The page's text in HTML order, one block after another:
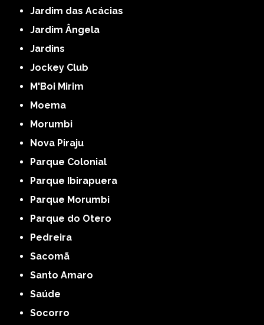
Jardim das Acácias
Jardim Ângela
Jardins
Jockey Club
M'Boi Mirim
Moema
Morumbi
Nova Piraju
Parque Colonial
Parque Ibirapuera
Parque Morumbi
Parque do Otero
Pedreira
Sacomã
Santo Amaro
Saúde
Socorro